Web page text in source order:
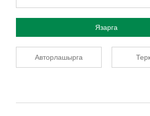
Язарга
Авторлашырга